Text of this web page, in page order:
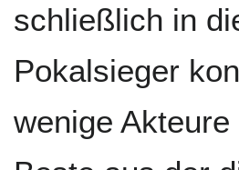
schließlich in
Pokalsieger
wenige